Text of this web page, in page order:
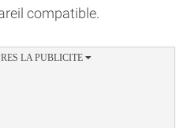
compatible.